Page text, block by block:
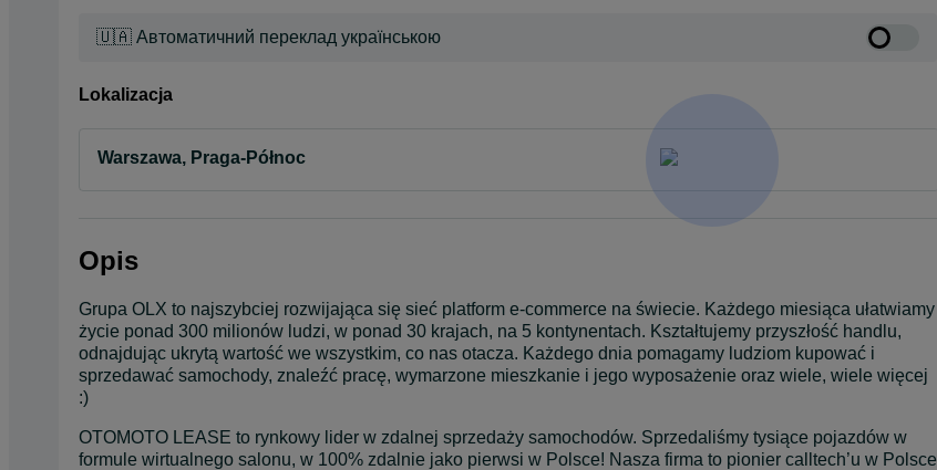
🇺🇦 Автоматичний переклад українською
Lokalizacja
Warszawa, Praga-Północ
Opis
Grupa OLX to najszybciej rozwijająca się sieć platform e-commerce na świecie. Każdego miesiąca ułatwiamy
życie ponad 300 milionów ludzi, w ponad 30 krajach, na 5 kontynentach. Kształtujemy przyszłość handlu,
odnajdując ukrytą wartość we wszystkim, co nas otacza. Każdego dnia pomagamy ludziom kupować i
sprzedawać samochody, znaleźć pracę, wymarzone mieszkanie i jego wyposażenie oraz wiele, wiele więcej
:)
OTOMOTO LEASE to rynkowy lider w zdalnej sprzedaży samochodów. Sprzedaliśmy tysiące pojazdów w
formule wirtualnego salonu, w 100% zdalnie jako pierwsi w Polsce! Nasza firma to pionier calltech’u w Polsce